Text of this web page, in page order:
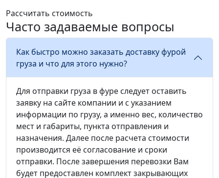
Рассчитать стоимость
Часто задаваемые вопросы
Как быстро можно заказать доставку фурой
груза и что для этого нужно?
Для отправки груза в фуре следует оставить
заявку на сайте компании и с указанием
информации по грузу, а именно вес, количество
мест и габариты, пункта отправления и
назначения. Далее после расчета стоимости
производится её согласование и сроки
отправки. После завершения перевозки Вам
будет предоставлен комплект закрывающих